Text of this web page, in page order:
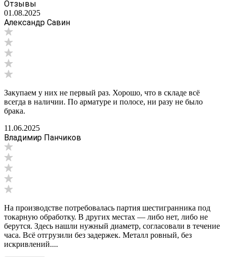
Отзывы
01.08.2025
Александр Савин
Закупаем у них не первый раз. Хорошо, что в складе всё
всегда в наличии. По арматуре и полосе, ни разу не было
брака.
11.06.2025
Владимир Панчиков
На производстве потребовалась партия шестигранника под
токарную обработку. В других местах — либо нет, либо не
берутся. Здесь нашли нужный диаметр, согласовали в течение
часа. Всё отгрузили без задержек. Металл ровный, без
искривлений....